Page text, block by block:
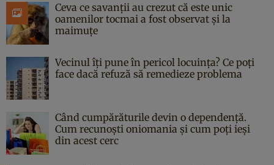
Ceva ce savanții au crezut că este unic
oamenilor tocmai a fost observat și la
maimuțe
Vecinul îți pune în pericol locuința? Ce poți
face dacă refuză să remedieze problema
Când cumpărăturile devin o dependență.
Cum recunoști oniomania și cum poți ieși
din acest cerc